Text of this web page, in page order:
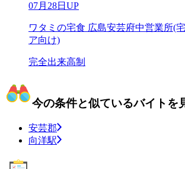
07月28日UP
ワタミの宅食 広島安芸府中営業所(
ア向け)
完全出来高制
今の条件と似ているバイトを
安芸郡
向洋駅